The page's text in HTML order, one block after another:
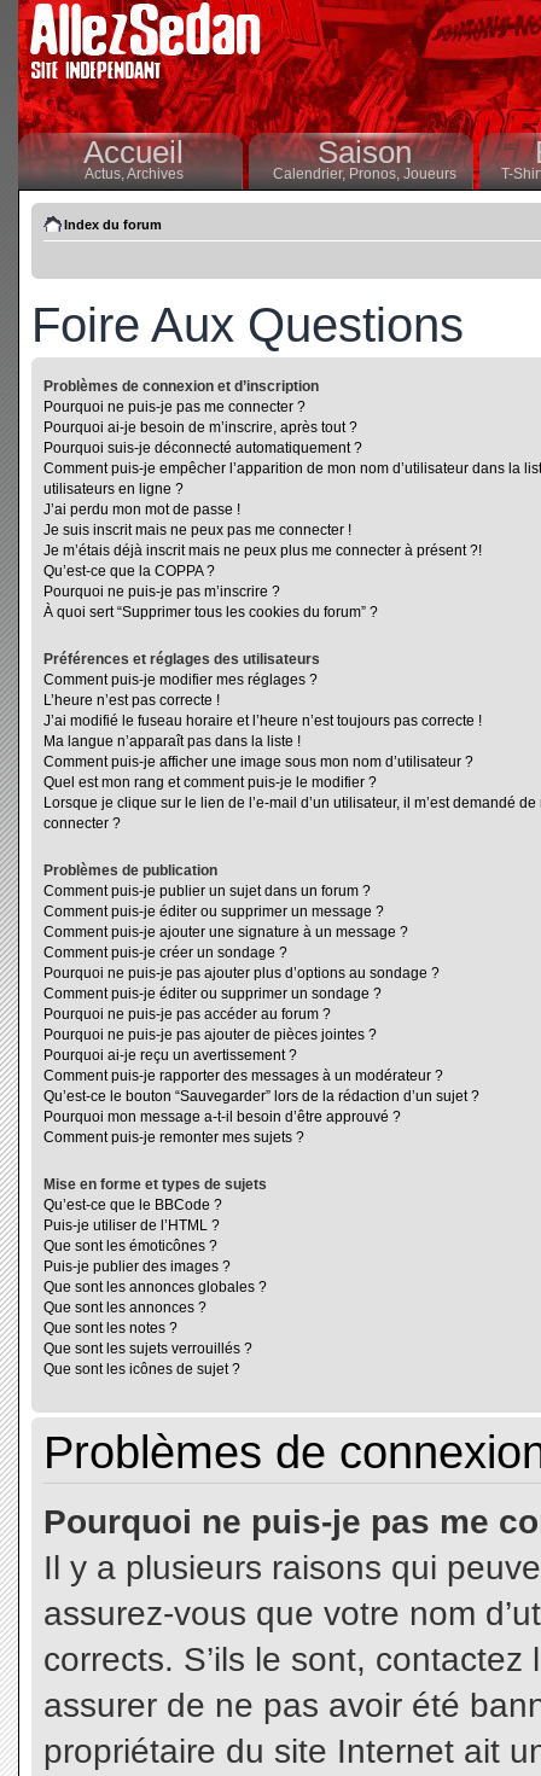
Accueil
Actus,Archives
Saison
Calendrier,Pronos, Joueurs T-
Index du forum
Foire Aux Questions
Problèmes de connexion et d’inscription
Pourquoi ne puis-je pas me connecter ?
Pourquoi ai-je besoin de m’inscrire, après tout ?
Pourquoi suis-je déconnecté automatiquement ?
Comment puis-je empêcher l’apparition de mon nom d’utilisateur dans la
utilisateurs en ligne ?
J’ai perdu mon mot de passe !
Je suis inscrit mais ne peux pas me connecter !
Je m’étais déjà inscrit mais ne peux plus me connecter à présent ?!
Qu’est-ce que la COPPA ?
Pourquoi ne puis-je pas m’inscrire ?
À quoi sert “Supprimer tous les cookies du forum” ?
Préférences et réglages des utilisateurs
Comment puis-je modifier mes réglages ?
L’heure n’est pas correcte !
J’ai modifié le fuseau horaire et l’heure n’est toujours pas correcte !
Ma langue n’apparaît pas dans la liste !
Comment puis-je afficher une image sous mon nom d’utilisateur ?
Quel est mon rang et comment puis-je le modifier ?
Lorsque je clique sur le lien de l’e-mail d’un utilisateur, il m’est demandé de
connecter ?
Problèmes de publication
Comment puis-je publier un sujet dans un forum ?
Comment puis-je éditer ou supprimer un message ?
Comment puis-je ajouter une signature à un message ?
Comment puis-je créer un sondage ?
Pourquoi ne puis-je pas ajouter plus d’options au sondage ?
Comment puis-je éditer ou supprimer un sondage ?
Pourquoi ne puis-je pas accéder au forum ?
Pourquoi ne puis-je pas ajouter de pièces jointes ?
Pourquoi ai-je reçu un avertissement ?
Comment puis-je rapporter des messages à un modérateur ?
Qu’est-ce le bouton “Sauvegarder” lors de la rédaction d’un sujet ?
Pourquoi mon message a-t-il besoin d’être approuvé ?
Comment puis-je remonter mes sujets ?
Mise en forme et types de sujets
Qu’est-ce que le BBCode ?
Puis-je utiliser de l’HTML ?
Que sont les émoticônes ?
Puis-je publier des images ?
Que sont les annonces globales ?
Que sont les annonces ?
Que sont les notes ?
Que sont les sujets verrouillés ?
Que sont les icônes de sujet ?
Problèmes de
Pourquoi ne puis-je pas me
Il y a plusieurs raisons qui
assurez-vous que votre nom
corrects. S’ils le sont,
assurer de ne pas avoir été
propriétaire du site Internet ait